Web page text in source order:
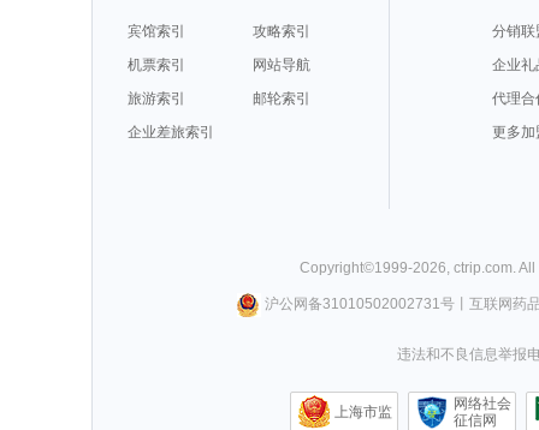
宾馆索引
攻略索引
机票索引
网站导航
旅游索引
邮轮索引
企业差旅索引
分销联
企业礼
代理合
更多加
Copyright©1999-2026 ctrip.com .
沪公网备31010502002731号丨 互联网药
违法和不良信息举报
上海市监
网络社会
征信网